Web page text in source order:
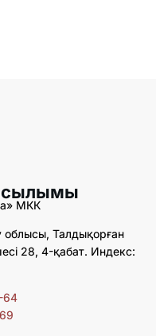
МКК
облысы, Талдықорған
28, 4-қабат. Индекс:
64